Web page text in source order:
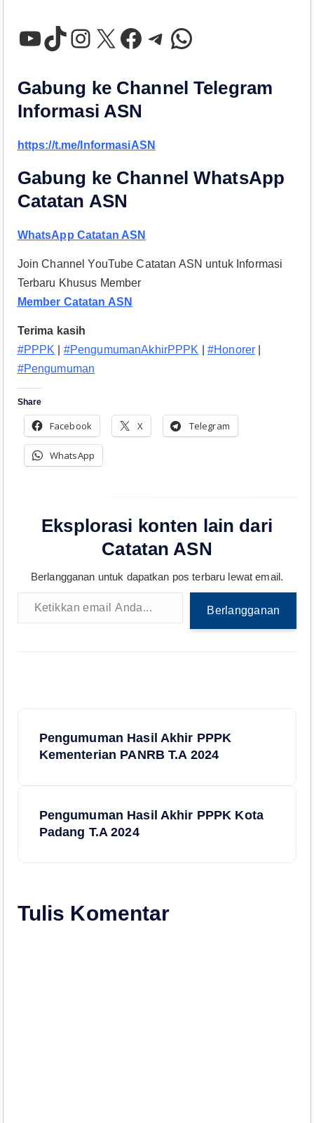
YouTube TikTok Instagram X Facebook Telegram WhatsApp
Gabung ke Channel Telegram
Informasi ASN
https://t.me/InformasiASN
Gabung ke Channel WhatsApp
Catatan ASN
WhatsApp Catatan ASN
Join Channel YouTube Catatan ASN untuk Informasi
Terbaru Khusus Member
Member Catatan ASN
Terima kasih
#PPPK
#PengumumanAkhirPPPK #Honorer
#Pengumuman
Share
Facebook X Telegram
WhatsApp
Eksplorasi konten lain dari
Catatan ASN
Berlangganan untuk dapatkan pos terbaru lewat email.
Ketikkan email Anda...
Berlangganan
s
Pengumuman Hasil Akhir PPPK
Kementerian PANRB T.A 2024
Pengumuman Hasil Akhir PPPK Kota
Padang T.A 2024
Tulis Komentar